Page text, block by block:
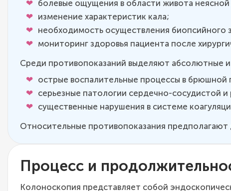
болевые ощущения в области живота
изменение характеристик кала;
необходимость осуществления биопсийного
мониторинг здоровья пациента после
Среди противопоказаний выделяют абсолютные
острые воспалительные процессы в брюшной
серьезные патологии сердечно-сосудистой
существенные нарушения в системе
Относительные противопоказания
Процесс и
Колоноскопия представляет собой